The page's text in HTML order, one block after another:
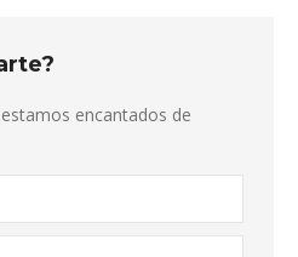
encantados de